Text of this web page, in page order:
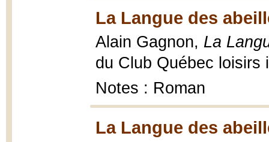
La Langue des
Alain Gagnon, La
du Club Québec loisirs
Notes : Roman
La Langue des